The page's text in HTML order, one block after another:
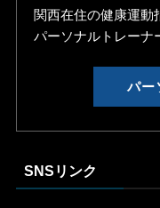
関西在住の健康運動
パーソナルトレーナ
パー
SNSリンク